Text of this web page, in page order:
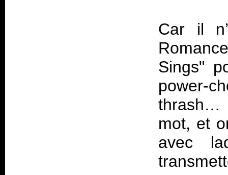
Car il
Sings"
power-
thrash…
mot, et
avec